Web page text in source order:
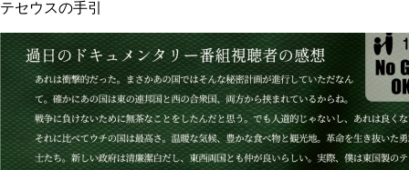
テセウスの手引